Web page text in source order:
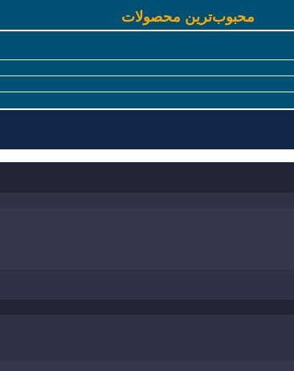
محبوب‌ترین محصولات